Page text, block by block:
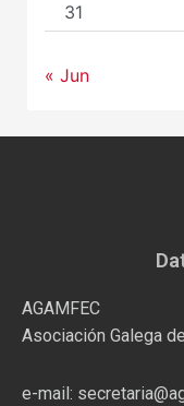
31
« Jun
AGAMFEC
Asociación Galega
e-mail: